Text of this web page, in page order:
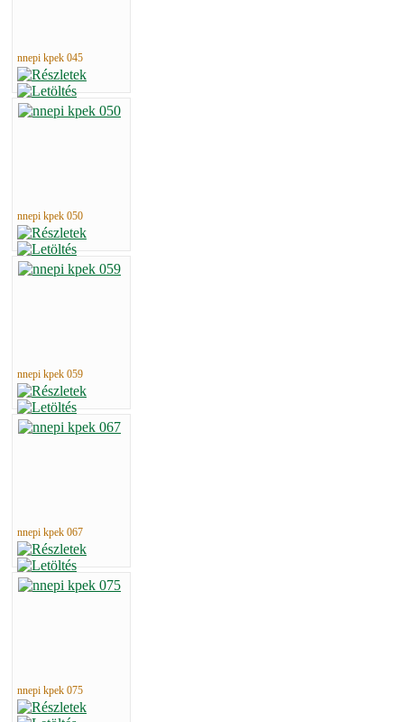
nnepi kpek 045
nnepi kpek 050
nnepi kpek 059
nnepi kpek 067
nnepi kpek 075